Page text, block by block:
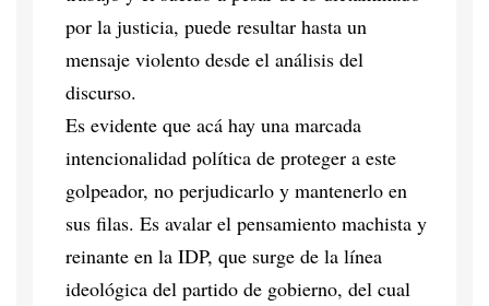
por la justicia, puede resultar hasta un
mensaje violento desde el análisis del
discurso.
Es evidente que acá hay una marcada
intencionalidad política de proteger a este
golpeador, no perjudicarlo y mantenerlo en
sus filas. Es avalar el pensamiento machista y
reinante en la IDP, que surge de la línea
ideológica del partido de gobierno, del cual